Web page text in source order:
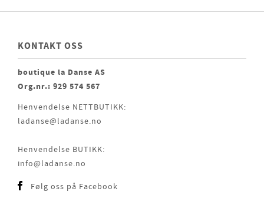
KONTAKT OSS
boutique la Danse AS
Org.nr.: 929 574 567
Henvendelse NETTBUTIKK:
ladanse@ladanse.no
Henvendelse BUTIKK:
info@ladanse.no
Følg oss på Facebook